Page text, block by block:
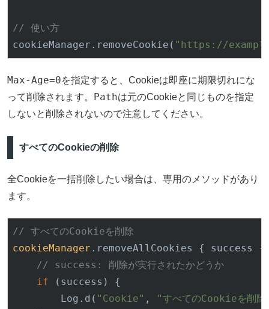
// 使い方
cookieManager.removeCookie( "https://
Max-Age=0を指定すると、Cookieは即座に期限切れにな
って削除されます。
Pathは元のCookieと同じものを指定
しないと削除されないので注意してください。
すべてのCookieの削除
全Cookieを一括削除したい場合は、専用のメソッドがあり
ます。
// すべてのCookieを削除
cookieManager .removeAllCookies { success -
// success: 削除が実行されたかどうか
if (success) {
        Log.d(
"Cookie" ,
"すべてのCookieを削除